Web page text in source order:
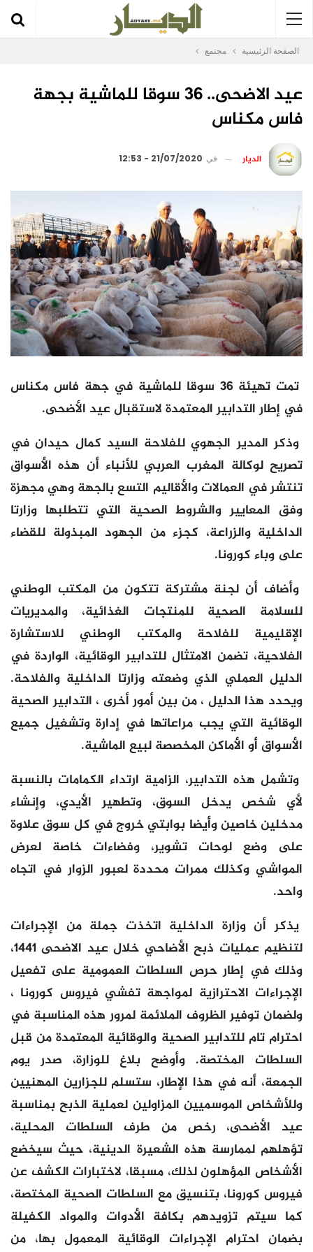
الصفحة الرئيسية مجتمع
عيد الاضحى.. 36 سوقا للماشية بجهة
فاس مكناس
الديار في 21/07/2020 - 12:53
تمت تهيئة 36 سوقا للماشية في جهة فاس مكناس
في إطار التدابير المعتمدة لاستقبال عيد الأضحى.
وذكر المدير الجهوي للفلاحة السيد كمال حيدان في
تصريح لوكالة المغرب العربي للأنباء أن هذه الأسواق
تنتشر في العمالات والأقاليم التسع بالجهة وهي مجهزة
وفق المعايير والشروط الصحية التي تتطلبها وزارتا
الداخلية والزراعة، كجزء من الجهود المبذولة للقضاء
على وباء كورونا.
وأضاف أن لجنة مشتركة تتكون من المكتب الوطني
للسلامة الصحية للمنتجات الغذائية، والمديريات
الإقليمية للفلاحة والمكتب الوطني للاستشارة
الفلاحية، تضمن الامتثال للتدابير الوقائية، الواردة في
الدليل العملي الذي وضعته وزارتا الداخلية والفلاحة.
ويحدد هذا الدليل ، من بين أمور أخرى ، التدابير الصحية
الوقائية التي يجب مراعاتها في إدارة وتشغيل جميع
الأسواق أو الأماكن المخصصة لبيع الماشية.
وتشمل هذه التدابير، الزامية ارتداء الكمامات بالنسبة
لأي شخص يدخل السوق، وتطهير الأيدي، وإنشاء
مدخلين خاصين وأيضا بوابتي خروج في كل سوق علاوة
على وضع لوحات تشوير، وفضاءات خاصة لعرض
المواشي وكذلك ممرات محددة لعبور الزوار في اتجاه
واحد.
يذكر أن وزارة الداخلية اتخذت جملة من الإجراءات
لتنظيم عمليات ذبح الأضاحي خلال عيد الاضحى 1441،
وذلك في إطار حرص السلطات العمومية على تفعيل
الإجراءات الاحترازية لمواجهة تفشي فيروس كورونا ،
ولضمان توفير الظروف الملائمة لمرور هذه المناسبة في
احترام تام للتدابير الصحية والوقائية المعتمدة من قبل
السلطات المختصة. وأوضح بلاغ للوزارة، صدر يوم
الجمعة، أنه في هذا الإطار، ستسلم للجزارين المهنيين
وللأشخاص الموسميين المزاولين لعملية الذبح بمناسبة
عيد الأضحى، رخص من طرف السلطات المحلية،
تؤهلهم لممارسة هذه الشعيرة الدينية، حيث سيخضع
الأشخاص المؤهلون لذلك، مسبقا، لاختبارات الكشف عن
فيروس كورونا، بتنسيق مع السلطات الصحية المختصة،
كما سيتم تزويدهم بكافة الأدوات والمواد الكفيلة
بضمان احترام الإجراءات الوقائية المعمول بها، من